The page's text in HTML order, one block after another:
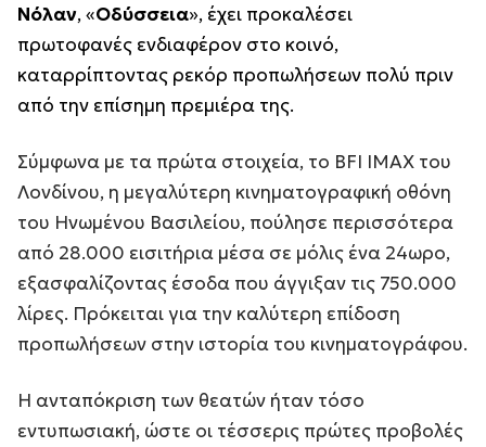
Νόλαν, «Οδύσσεια», έχει προκαλέσει
πρωτοφανές ενδιαφέρον στο κοινό,
καταρρίπτοντας ρεκόρ προπωλήσεων πολύ πριν
από την επίσημη πρεμιέρα της.
Σύμφωνα με τα πρώτα στοιχεία, το BFI IMAX του
Λονδίνου, η μεγαλύτερη κινηματογραφική οθόνη
του Ηνωμένου Βασιλείου, πούλησε περισσότερα
από 28.000 εισιτήρια μέσα σε μόλις ένα 24ωρο,
εξασφαλίζοντας έσοδα που άγγιξαν τις 750.000
λίρες. Πρόκειται για την καλύτερη επίδοση
προπωλήσεων στην ιστορία του κινηματογράφου.
Η ανταπόκριση των θεατών ήταν τόσο
εντυπωσιακή, ώστε οι τέσσερις πρώτες προβολές